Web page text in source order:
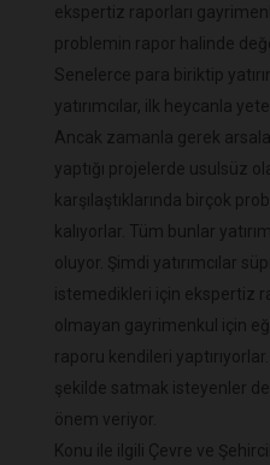
ekspertiz raporları
problemin rapor halinde
Senelerce para biriktip
yatırımcılar, ilk heycanla
Ancak zamanla gerek
yaptığı projelerde usulsüz
karşılaştıklarında birçok
kalıyorlar. Tüm bunlar
oluyor. Şimdi yatırımcılar
istemedikleri için ekspertiz
olmayan gayrimenkul için
raporu kendileri
şekilde satmak isteyenler
önem veriyor.
Konu ile ilgili Çevre ve